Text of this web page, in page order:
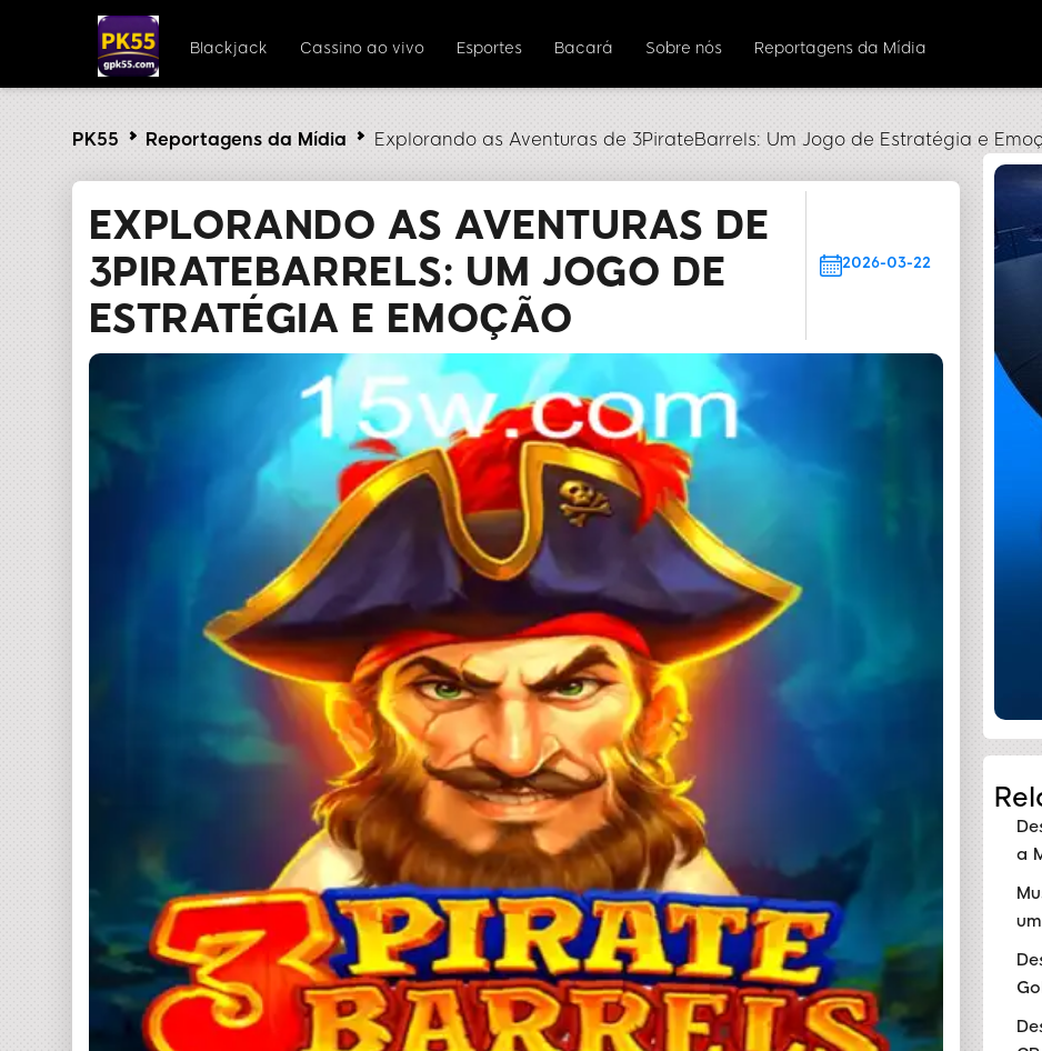
Blackjack Cassino ao vivo Esportes Bacará Sobre nós Reportagens da Mídia
PK55 Reportagens da Mídia Explorando as Aventuras de 3PirateBarrels: Um Jogo de Estratégia e
EXPLORANDO AS AVENTURAS DE
3PIRATEBARRELS: UM JOGO DE
ESTRATÉGIA E EMOÇÃO
2026-03-22
a